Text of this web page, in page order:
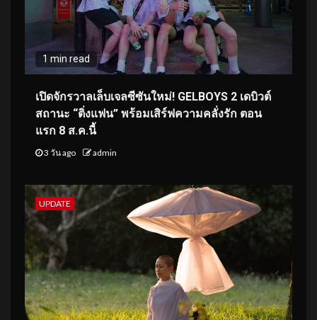
1 min read
เปิดจักรวาลเล็บเจลซีซันใหม่! GELBOYS 2 เดบิวต์
สถานะ “ติ่งแฟน” พร้อมเสิร์ฟความคลั่งรัก ตอน
แรก 8 ส.ค.นี้
3 วัน ago admin
UPDATE